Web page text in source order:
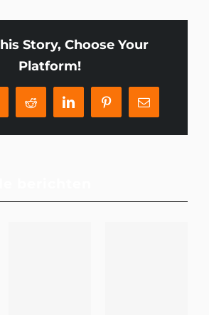
Story, Choose Your
Platform!
Reddit LinkedInPinterest
E-
mail